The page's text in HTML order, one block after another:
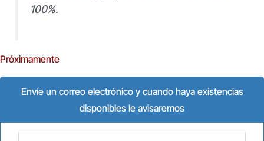
100%.
Próximamente
Envíe un correo electrónico y cuando haya existencias
disponibles le avisaremos